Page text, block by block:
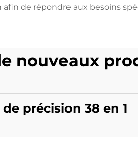
de répondre aux besoins
nouveaux
précision 38 en 1